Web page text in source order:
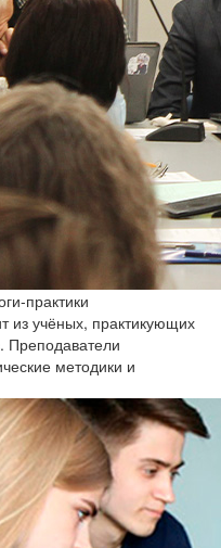
практики
из учёных, практикующих
Преподаватели
методики и